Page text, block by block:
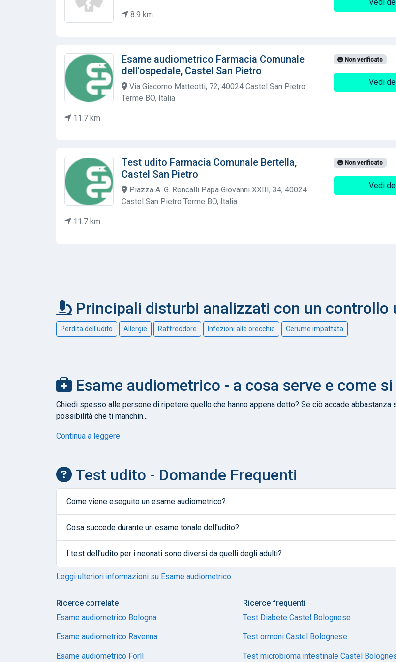
8.9 km
Vedi
Esame audiometrico Farmacia Comunale
dell'ospedale, Castel San Pietro
Via Giacomo Matteotti, 72, 40024 Castel San Pietro
Terme BO, Italia
11.7 km
Non verificato
Vedi
Test udito Farmacia Comunale Bertella,
Castel San Pietro
Piazza A. G. Roncalli Papa Giovanni XXIII, 34, 40024
Castel San Pietro Terme BO, Italia
11.7 km
Non verificato
Vedi
Principali disturbi analizzati con un controllo
Perdita dell'udito Allergie Raffreddore Infezioni alle orecchie Cerume impattata
Esame audiometrico - a cosa serve e come
Chiedi spesso alle persone di ripetere quello che hanno appena detto? Se ciò accade
possibilità che ti manchin...
Continua a leggere
Test udito - Domande Frequenti
Come viene eseguito un esame audiometrico?
Cosa succede durante un esame tonale dell'udito?
I test dell'udito per i neonati sono diversi da quelli degli adulti?
Leggi ulteriori informazioni su Esame audiometrico
Ricerce correlate
Esame audiometrico Bologna
Esame audiometrico Ravenna
Esame audiometrico Forlì
Ricerce frequenti
Test Diabete Castel Bolognese
Test ormoni Castel Bolognese
Test microbioma intestinale Castel